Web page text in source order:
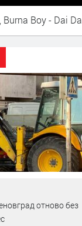
Boy - Dai
отново без